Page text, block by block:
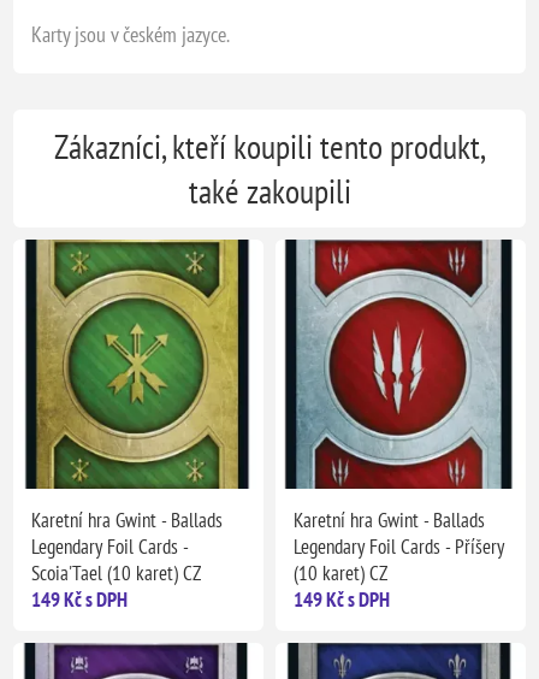
Karty jsou v českém jazyce.
Zákazníci, kteří koupili tento produkt,
také zakoupili
Karetní hra Gwint - Ballads
Legendary Foil Cards -
Scoia'Tael (10 karet) CZ
149 Kč s DPH
Karetní hra Gwint - Ballads
Legendary Foil Cards - Příšery
(10 karet) CZ
149 Kč s DPH